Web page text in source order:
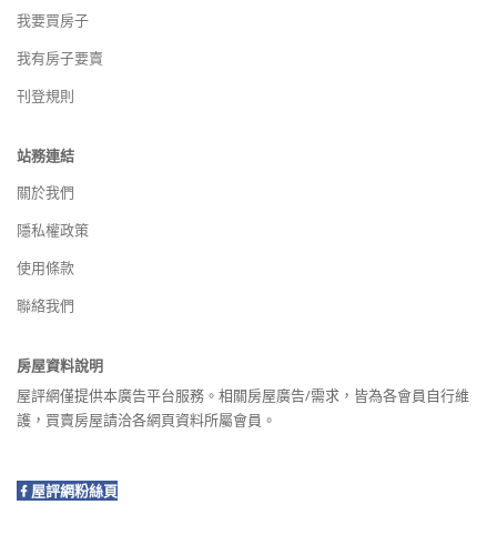
我要買房子
我有房子要賣
刊登規則
站務連結
關於我們
隱私權政策
使用條款
聯絡我們
房屋資料說明
屋評網僅提供本廣告平台服務。相關房屋廣告/需求，皆為各會員自行維
護，買賣房屋請洽各網頁資料所屬會員。
屋評網粉絲頁